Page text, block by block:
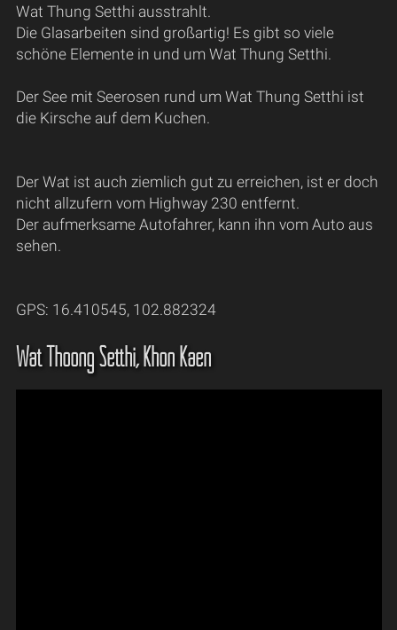
Wat Thung Setthi ausstrahlt.
Die Glasarbeiten sind großartig! Es gibt so viele
schöne Elemente in und um Wat Thung Setthi.
Der See mit Seerosen rund um Wat Thung Setthi ist
die Kirsche auf dem Kuchen.
Der Wat ist auch ziemlich gut zu erreichen, ist er doch
nicht allzufern vom Highway 230 entfernt.
Der aufmerksame Autofahrer, kann ihn vom Auto aus
sehen.
GPS: 16.410545, 102.882324
Wat Thoong Setthi, Khon Kaen